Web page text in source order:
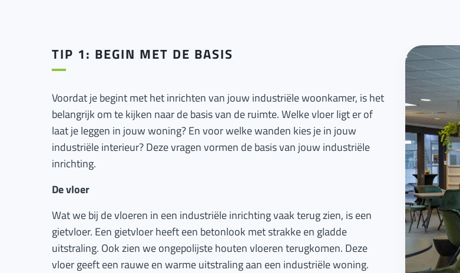
TIP 1: BEGIN MET DE BASIS
Voordat je begint met het inrichten van jouw industriële woonkamer, is het
belangrijk om te kijken naar de basis van de ruimte. Welke vloer ligt er of
laat je leggen in jouw woning? En voor welke wanden kies je in jouw
industriële interieur? Deze vragen vormen de basis van jouw industriële
inrichting.
De vloer
Wat we bij de vloeren in een industriële inrichting vaak terug zien, is een
gietvloer. Een gietvloer heeft een betonlook met strakke en gladde
uitstraling. Ook zien we ongepolijste houten vloeren terugkomen. Deze
vloer geeft een rauwe en warme uitstraling aan een industriële woning.